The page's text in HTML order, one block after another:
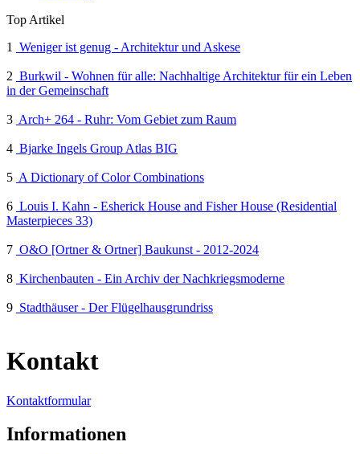
Top Artikel
1
Weniger ist genug - Architektur und Askese
2 Burkwil - Wohnen für alle: Nachhaltige Architektur für ein Leben
in der Gemeinschaft
3 Arch+ 264 - Ruhr: Vom Gebiet zum Raum
4 Bjarke Ingels Group Atlas BIG
5 A Dictionary of Color Combinations
6 Louis I. Kahn - Esherick House and Fisher House (Residential
Masterpieces 33)
7 O&O [Ortner & Ortner] Baukunst - 2012-2024
8 Kirchenbauten - Ein Archiv der Nachkriegsmoderne
9 Stadthäuser - Der Flügelhausgrundriss
Kontakt
Kontaktformular
Informationen